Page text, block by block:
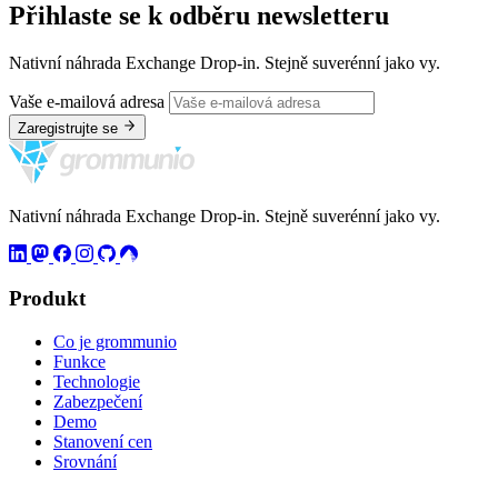
Přihlaste se k odběru newsletteru
Nativní náhrada Exchange Drop-in. Stejně suverénní jako vy.
Vaše e-mailová adresa
Zaregistrujte se
Nativní náhrada Exchange Drop-in. Stejně suverénní jako vy.
Produkt
Co je grommunio
Funkce
Technologie
Zabezpečení
Demo
Stanovení cen
Srovnání